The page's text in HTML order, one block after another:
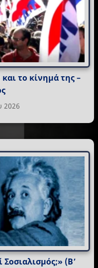
το κίνημά της –
2026
Σοσιαλισμός;» (Β’